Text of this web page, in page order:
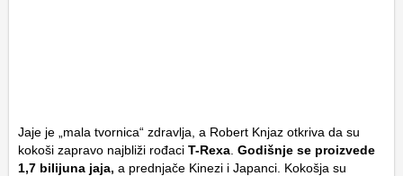
Jaje je „mala tvornica“ zdravlja, a Robert Knjaz otkriva da su
kokoši zapravo najbliži rođaci T-Rexa Godišnje se proizvede
1,7 bilijuna jaja, a prednjače Kinezi i Japanci. Kokošja su